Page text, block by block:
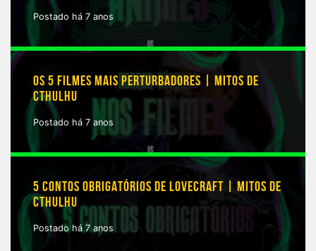
Postado há 7 anos
OS 5 FILMES MAIS PERTURBADORES | MITOS DE
CTHULHU
Postado há 7 anos
5 CONTOS OBRIGATÓRIOS DE LOVECRAFT | MITOS DE
CTHULHU
Postado há 7 anos